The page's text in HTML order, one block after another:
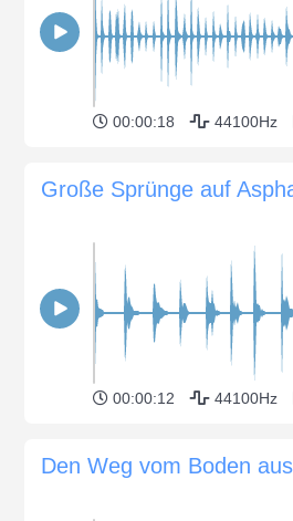
00:00:18 44100Hz
Große Sprünge auf
00:00:12 44100Hz
Den Weg vom Boden